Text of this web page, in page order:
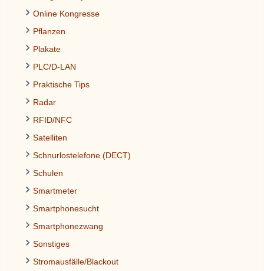
Online Kongresse
Pflanzen
Plakate
PLC/D-LAN
Praktische Tips
Radar
RFID/NFC
Satelliten
Schnurlostelefone (DECT)
Schulen
Smartmeter
Smartphonesucht
Smartphonezwang
Sonstiges
Stromausfälle/Blackout